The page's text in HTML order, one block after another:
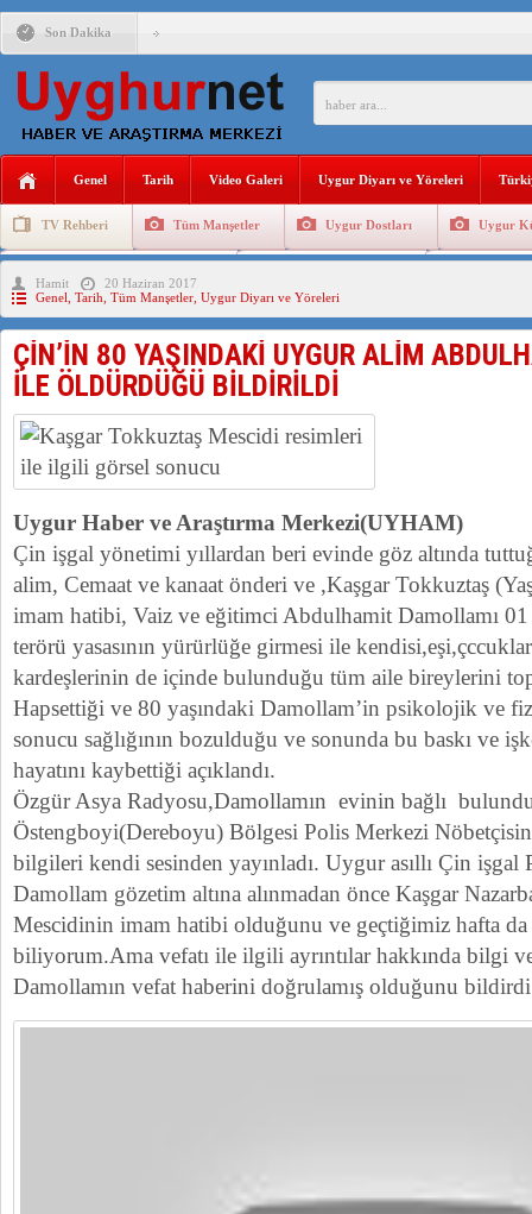
Son Dakika
ANAHTAR PARTİ GENEL BAŞKANI AĞIRALİOĞLU :
DİYANET AKADEMİSİ BAŞKANI DOÇ.DR.KAAN : DOĞU
150 YILDIR KAYNAYAN YARAMIZ : ÇİN İŞGALİNDEKİ
MHP’DEN URUMÇİ KATLİAMI MESAJİ : 05.07.2009
Genel Tarih Video Galeri Uygur Diyarı ve Yöreleri
TV Rehberi Tüm Manşetler Uygur Dostları Uygur
Uygurlarda Düğün ve Cenaze
Hamit
20 Haziran 2017
Genel Tarih Tüm Manşetler Uygur Diyarı ve Yöreleri
ÇİN’İN 80 YAŞINDAKİ UYGUR ALİM
İLE ÖLDÜRDÜĞÜ BİLDİRİLDİ
Uygur Haber ve Araştırma Merkezi(UYHAM)
Çin işgal yönetimi yıllardan beri evinde göz altında
alim, Cemaat ve kanaat önderi ve ,Kaşgar Tokkuztaş
imam hatibi, Vaiz ve eğitimci Abdulhamit Damollamı
terörü yasasının yürürlüğe girmesi ile
kardeşlerinin de içinde bulunduğu tüm aile bireylerini
Hapsettiği ve 80 yaşındaki Damollam’in psikolojik ve
sonucu sağlığının bozulduğu ve sonunda bu baskı ve
hayatını kaybettiği açıklandı.
Özgür Asya Radyosu,Damollamın evinin bağlı
Östengboyi(Dereboyu) Bölgesi Polis Merkezi
bilgileri kendi sesinden yayınladı. Uygur asıllı Çin
Damollam gözetim altına alınmadan önce Kaşgar
Mescidinin imam hatibi olduğunu ve geçtiğimiz hafta
biliyorum.Ama vefatı ile ilgili ayrıntılar hakkında bilgi
Damollamın vefat haberini doğrulamış olduğunu